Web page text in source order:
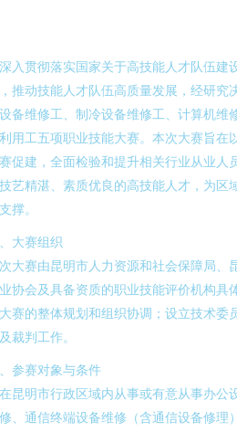
入贯彻落实国家关于高技能人才队伍建
推动技能人才队伍高质量发展，经研究
备维修工、制冷设备维修工、计算机维
用工五项职业技能大赛。本次大赛旨在
促建，全面检验和提升相关行业从业人
艺精湛、素质优良的高技能人才，为区
撑。
大赛组织
大赛由昆明市人力资源和社会保障局、
协会及具备资质的职业技能评价机构具
赛的整体规划和组织协调；设立技术委
裁判工作。
参赛对象与条件
昆明市行政区域内从事或有意从事办公
、通信终端设备维修（含通信设备修理